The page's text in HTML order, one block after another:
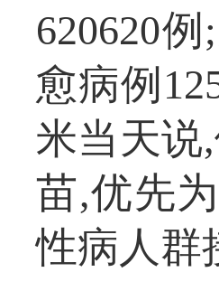
620620
愈病例
米当天说
苗,优先
性病人群